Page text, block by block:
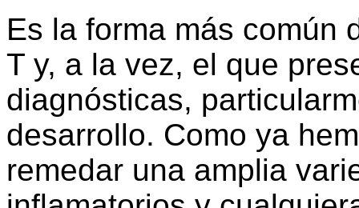
Es la forma más común
T y, a la vez, el que
diagnósticas,
desarrollo. Como ya
remedar una amplia